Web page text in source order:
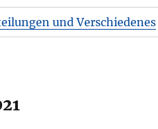
und Verschiedenes